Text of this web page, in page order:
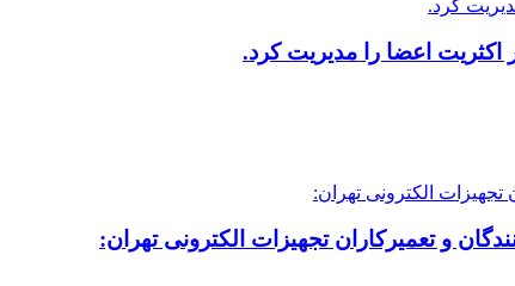
اعضا را مدیریت کرد.
و تعمیرکاران تجهیزات الکترونی تهران: